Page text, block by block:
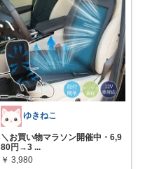
ゆきねこ
＼お買い物マラソン開催中・6,9
80円→3 ...
￥ 3,980